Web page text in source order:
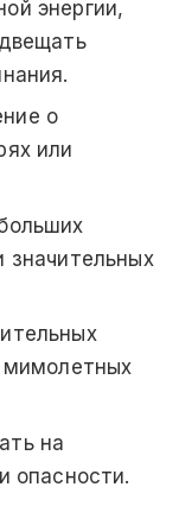
энергии,
о
или
мимолетных
на
опасности.